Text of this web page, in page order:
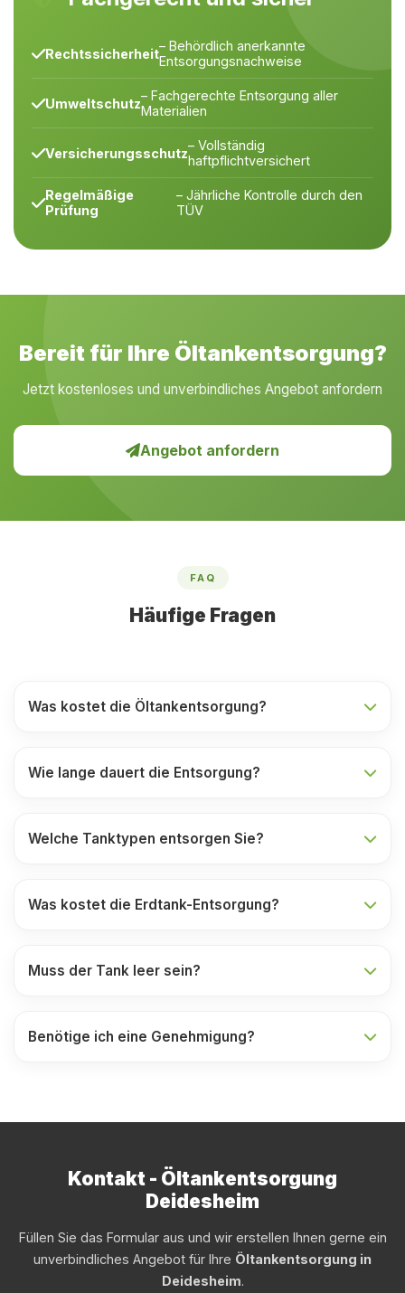
Rechtssicherheit– Behördlich anerkannte
Entsorgungsnachweise
Umweltschutz– Fachgerechte Entsorgung aller
Materialien
Versicherungsschutz– Vollständig
haftpflichtversichert
Regelmäßige
Prüfung
– Jährliche Kontrolle durch den
TÜV
Bereit für Ihre Öltankentsorgung?
Jetzt kostenloses und unverbindliches Angebot anfordern
Angebot anfordern
FAQ
Häufige Fragen
Was kostet die Öltankentsorgung?
Wie lange dauert die Entsorgung?
Welche Tanktypen entsorgen Sie?
Was kostet die Erdtank-Entsorgung?
Muss der Tank leer sein?
Benötige ich eine Genehmigung?
Kontakt - Öltankentsorgung
Deidesheim
Füllen Sie das Formular aus und wir erstellen Ihnen gerne ein
unverbindliches Angebot für Ihre Öltankentsorgung in
Deidesheim.